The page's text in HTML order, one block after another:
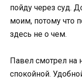
пойду через суд.
моим, потому что
здесь не о чем.
Павел смотрел на
спокойной.